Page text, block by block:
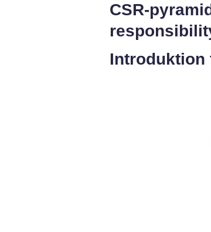
CSR-
Introduktion